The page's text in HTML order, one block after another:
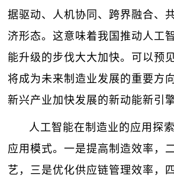
据驱动、人机协同、跨界融合、
济形态。这意味着我国推动人工
能升级的步伐大大加快。可以预
将成为未来制造业发展的重要方
新兴产业加快发展的新动能新引擎
人工智能在制造业的应用探
应用模式。一是提高制造效率，
艺，三是优化供应链管理效率，